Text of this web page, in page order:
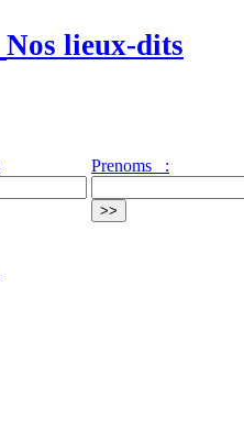
Nos lieux-dits
Prenoms :